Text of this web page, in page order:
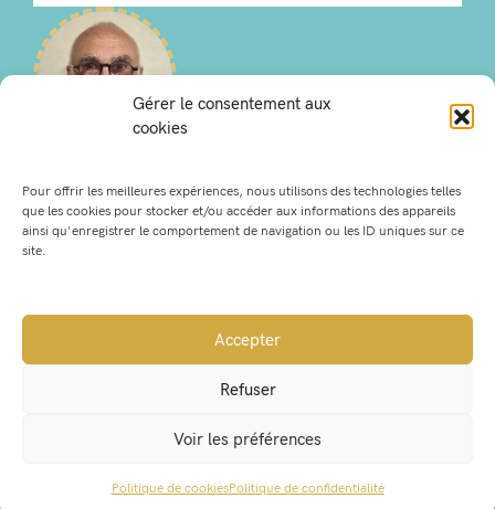
Gérer le consentement aux
cookies
Pour offrir les meilleures expériences, nous utilisons des technologies telles
que les cookies pour stocker et/ou accéder aux informations des appareils
ainsi qu'enregistrer le comportement de navigation ou les ID uniques sur ce
site.
Accepter
Refuser
Voir les préférences
Politique de cookiesPolitique de confidentialité
MEYER
QUARTIER 10
Renault, Place de la Chaffardière, Rue de la
Martyrs côté impair (Le Moulin, le cimetière),
ACCÈS RAPIDE